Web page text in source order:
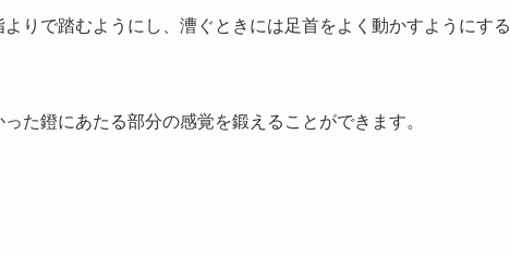
りで踏むようにし、漕ぐときには足首をよく動かすようにする
た鐙にあたる部分の感覚を鍛えることができます。